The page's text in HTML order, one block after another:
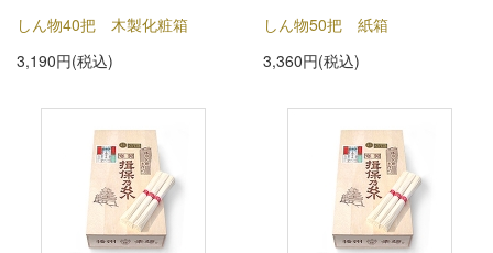
しん物40把 木製化粧箱
3,190円(税込)
しん物50把 紙箱
3,360円(税込)